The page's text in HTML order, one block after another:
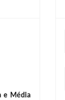
e Média